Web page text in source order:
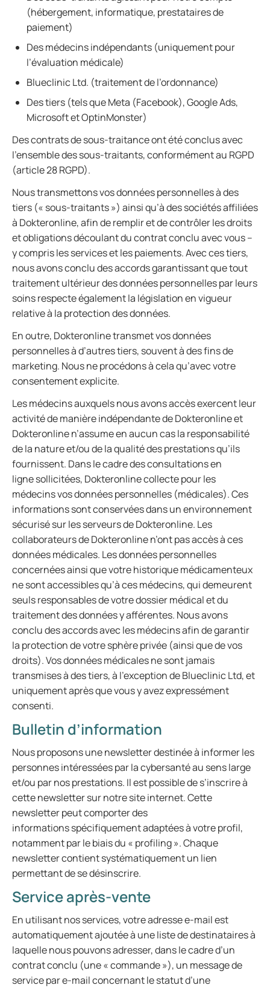
(hébergement, informatique, prestataires de
paiement)
Des médecins indépendants (uniquement pour
l’évaluation médicale)
Blueclinic Ltd. (traitement de l’ordonnance)
Des tiers (tels que Meta (Facebook), Google Ads,
Microsoft et OptinMonster)
Des contrats de sous-traitance ont été conclus avec
l’ensemble des sous-traitants, conformément au RGPD
(article 28 RGPD).
Nous transmettons vos données personnelles à des
tiers (« sous-traitants ») ainsi qu’à des sociétés affiliées
à Dokteronline, afin de remplir et de contrôler les droits
et obligations découlant du contrat conclu avec vous –
y compris les services et les paiements. Avec ces tiers,
nous avons conclu des accords garantissant que tout
traitement ultérieur des données personnelles par leurs
soins respecte également la législation en vigueur
relative à la protection des données.
En outre, Dokteronline transmet vos données
personnelles à d’autres tiers, souvent à des fins de
marketing. Nous ne procédons à cela qu’avec votre
consentement explicite.
Les médecins auxquels nous avons accès exercent leur
activité de manière indépendante de Dokteronline et
Dokteronline n’assume en aucun cas la responsabilité
de la nature et/ou de la qualité des prestations qu’ils
fournissent. Dans le cadre des consultations en
ligne sollicitées, Dokteronline collecte pour les
médecins vos données personnelles (médicales). Ces
informations sont conservées dans un environnement
sécurisé sur les serveurs de Dokteronline. Les
collaborateurs de Dokteronline n’ont pas accès à ces
données médicales. Les données personnelles
concernées ainsi que votre historique médicamenteux
ne sont accessibles qu’à ces médecins, qui demeurent
seuls responsables de votre dossier médical et du
traitement des données y afférentes. Nous avons
conclu des accords avec les médecins afin de garantir
la protection de votre sphère privée (ainsi que de vos
droits). Vos données médicales ne sont jamais
transmises à des tiers, à l’exception de Blueclinic Ltd, et
uniquement après que vous y avez expressément
consenti.
Bulletin d’information
Nous proposons une newsletter destinée à informer les
personnes intéressées par la cybersanté au sens large
et/ou par nos prestations. Il est possible de s’inscrire à
cette newsletter sur notre site internet. Cette
newsletter peut comporter des
informations spécifiquement adaptées à votre profil,
notamment par le biais du « profiling ». Chaque
newsletter contient systématiquement un lien
permettant de se désinscrire.
Service après-vente
En utilisant nos services, votre adresse e-mail est
automatiquement ajoutée à une liste de destinataires à
laquelle nous pouvons adresser, dans le cadre d’un
contrat conclu (une « commande »), un message de
service par e-mail concernant le statut d’une